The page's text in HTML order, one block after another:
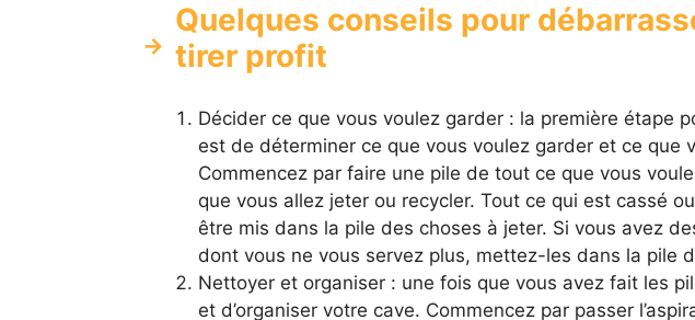
Quelques conseils pour
tirer profit
Décider ce que vous voulez garder : la première étape
est de déterminer ce que vous voulez garder et ce que
Commencez par faire une pile de tout ce que vous
que vous allez jeter ou recycler. Tout ce qui est cassé
être mis dans la pile des choses à jeter. Si vous avez
dont vous ne vous servez plus, mettez-les dans la pile
Nettoyer et organiser : une fois que vous avez fait les
et d’organiser votre cave. Commencez par passer